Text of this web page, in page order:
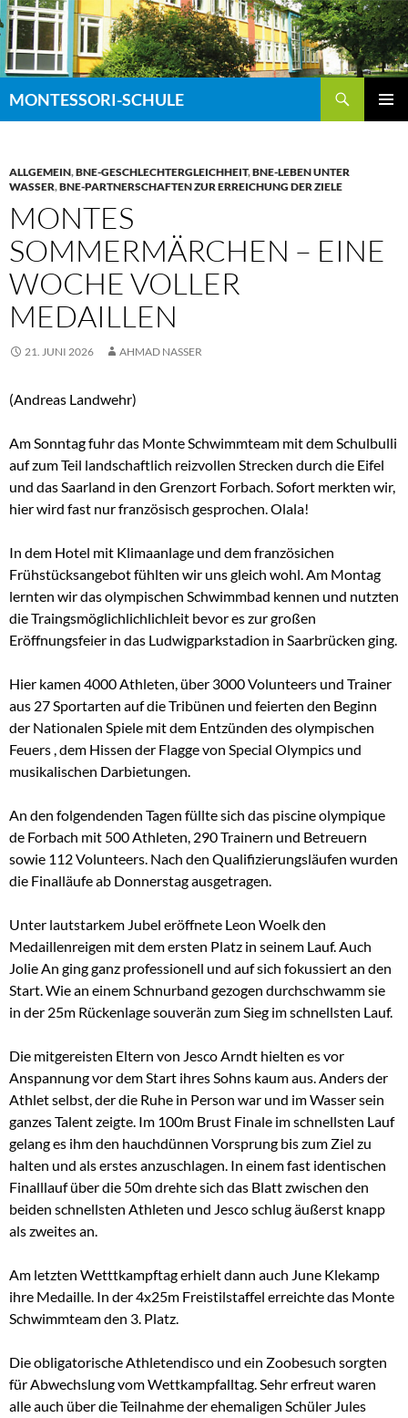
Zum
Inhalt
springen
MONTESSORI-SCHULE
ALLGEMEIN,BNE-GESCHLECHTERGLEICHHEIT,BNE-LEBEN UNTER
WASSER,BNE-PARTNERSCHAFTEN ZUR ERREICHUNG DER ZIELE
MONTES
SOMMERMÄRCHEN – EINE
WOCHE VOLLER
MEDAILLEN
21. JUNI 2026 AHMAD NASSER
(Andreas Landwehr)
Am Sonntag fuhr das Monte Schwimmteam mit dem Schulbulli
auf zum Teil landschaftlich reizvollen Strecken durch die Eifel
und das Saarland in den Grenzort Forbach. Sofort merkten wir,
hier wird fast nur französisch gesprochen. Olala!
In dem Hotel mit Klimaanlage und dem französichen
Frühstücksangebot fühlten wir uns gleich wohl. Am Montag
lernten wir das olympischen Schwimmbad kennen und nutzten
die Traingsmöglichlichlichleit bevor es zur großen
Eröffnungsfeier in das Ludwigparkstadion in Saarbrücken ging.
Hier kamen 4000 Athleten, über 3000 Volunteers und Trainer
aus 27 Sportarten auf die Tribünen und feierten den Beginn
der Nationalen Spiele mit dem Entzünden des olympischen
Feuers , dem Hissen der Flagge von Special Olympics und
musikalischen Darbietungen.
An den folgendenden Tagen füllte sich das piscine olympique
de Forbach mit 500 Athleten, 290 Trainern und Betreuern
sowie 112 Volunteers. Nach den Qualifizierungsläufen wurden
die Finalläufe ab Donnerstag ausgetragen.
Unter lautstarkem Jubel eröffnete Leon Woelk den
Medaillenreigen mit dem ersten Platz in seinem Lauf. Auch
Jolie An ging ganz professionell und auf sich fokussiert an den
Start. Wie an einem Schnurband gezogen durchschwamm sie
in der 25m Rückenlage souverän zum Sieg im schnellsten Lauf.
Die mitgereisten Eltern von Jesco Arndt hielten es vor
Anspannung vor dem Start ihres Sohns kaum aus. Anders der
Athlet selbst, der die Ruhe in Person war und im Wasser sein
ganzes Talent zeigte. Im 100m Brust Finale im schnellsten Lauf
gelang es ihm den hauchdünnen Vorsprung bis zum Ziel zu
halten und als erstes anzuschlagen. In einem fast identischen
Finalllauf über die 50m drehte sich das Blatt zwischen den
beiden schnellsten Athleten und Jesco schlug äußerst knapp
als zweites an.
Am letzten Wetttkampftag erhielt dann auch June Klekamp
ihre Medaille. In der 4x25m Freistilstaffel erreichte das Monte
Schwimmteam den 3. Platz.
Die obligatorische Athletendisco und ein Zoobesuch sorgten
für Abwechslung vom Wettkampfalltag. Sehr erfreut waren
alle auch über die Teilnahme der ehemaligen Schüler Jules